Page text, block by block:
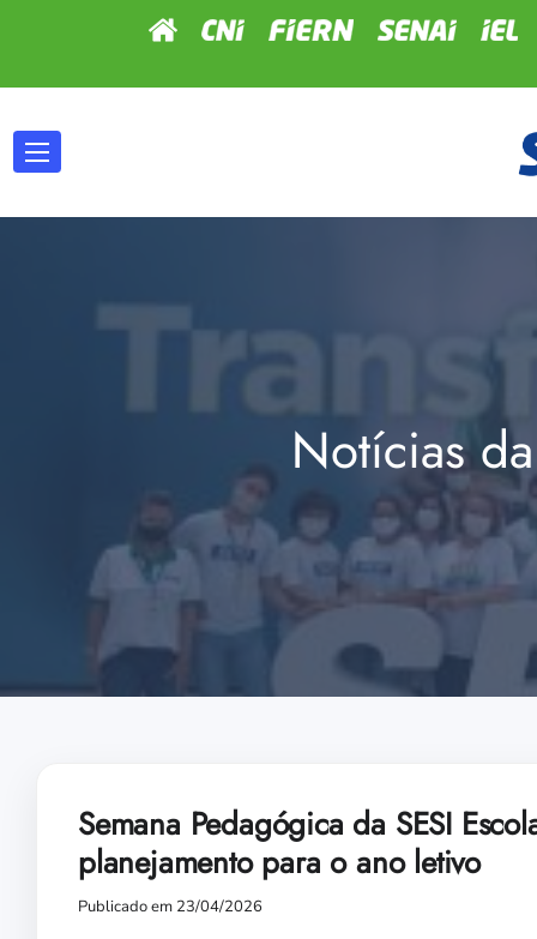
Notícias
Semana Pedagógica da SESI
planejamento para o ano letivo
Publicado em 23/04/2026